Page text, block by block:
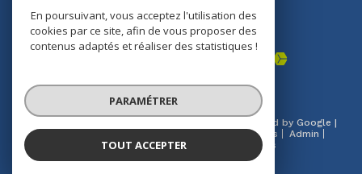
adhérons
© 2026 | Tous droits réservés | Traduction powered by Google |
Mentions légales
Admin
Partenaires
Politique RGPD Cookies
En poursuivant, vous acceptez l'utilisation des
cookies par ce site, afin de vous proposer des
contenus adaptés et réaliser des statistiques !
PARAMÉTRER
TOUT ACCEPTER